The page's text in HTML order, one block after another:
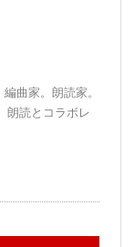
曲家。朗読家。
朗読とコラボレ